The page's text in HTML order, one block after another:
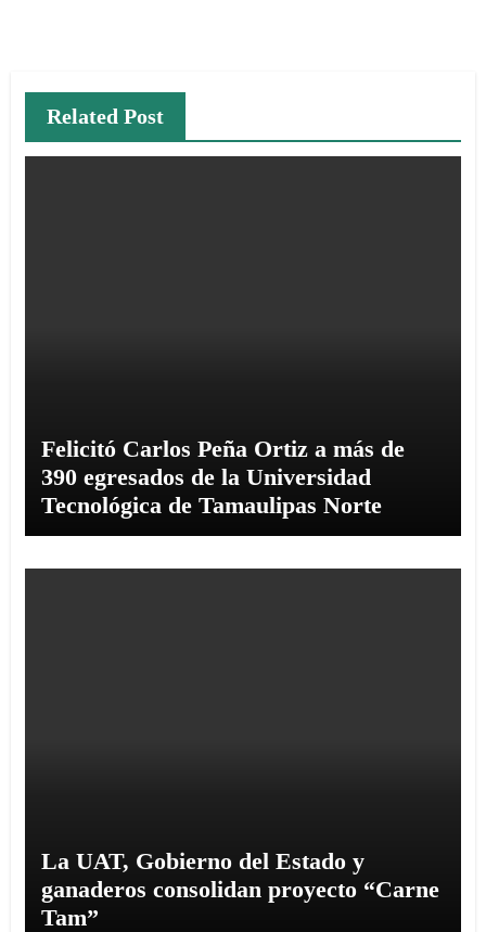
Related Post
Felicitó Carlos Peña Ortiz a más de
390 egresados de la Universidad
Tecnológica de Tamaulipas Norte
La UAT, Gobierno del Estado y
ganaderos consolidan proyecto “Carne
Tam”